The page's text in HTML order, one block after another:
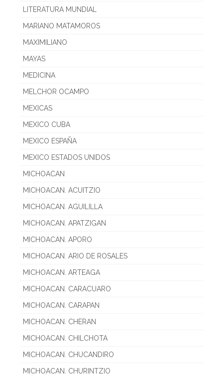
LITERATURA MUNDIAL
MARIANO MATAMOROS
MAXIMILIANO
MAYAS
MEDICINA
MELCHOR OCAMPO
MEXICAS
MEXICO CUBA
MEXICO ESPAÑA
MEXICO ESTADOS UNIDOS
MICHOACAN
MICHOACAN. ACUITZIO
MICHOACAN. AGUILILLA
MICHOACAN. APATZIGAN
MICHOACAN. APORO
MICHOACAN. ARIO DE ROSALES
MICHOACAN. ARTEAGA
MICHOACAN. CARACUARO
MICHOACAN. CARAPAN
MICHOACAN. CHERAN
MICHOACAN. CHILCHOTA
MICHOACAN. CHUCANDIRO
MICHOACAN. CHURINTZIO